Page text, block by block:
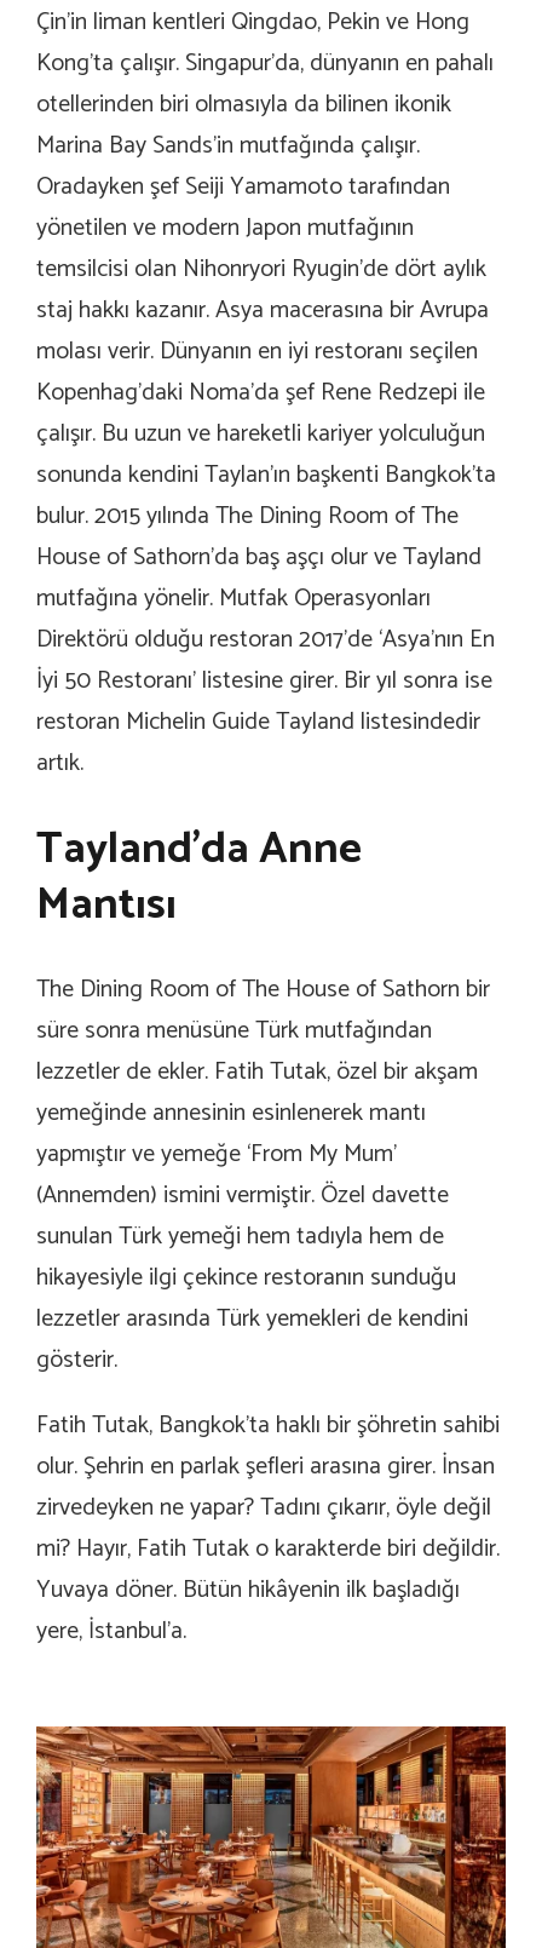
Çin’in liman kentleri Qingdao, Pekin ve Hong
Kong’ta çalışır. Singapur’da, dünyanın en pahalı
otellerinden biri olmasıyla da bilinen ikonik
Marina Bay Sands’in mutfağında çalışır.
Oradayken şef Seiji Yamamoto tarafından
yönetilen ve modern Japon mutfağının
temsilcisi olan Nihonryori Ryugin’de dört aylık
staj hakkı kazanır. Asya macerasına bir Avrupa
molası verir. Dünyanın en iyi restoranı seçilen
Kopenhag’daki Noma’da şef Rene Redzepi ile
çalışır. Bu uzun ve hareketli kariyer yolculuğun
sonunda kendini Taylan’ın başkenti Bangkok’ta
bulur. 2015 yılında The Dining Room of The
House of Sathorn’da baş aşçı olur ve Tayland
mutfağına yönelir. Mutfak Operasyonları
Direktörü olduğu restoran 2017’de ‘Asya’nın En
İyi 50 Restoranı’ listesine girer. Bir yıl sonra ise
restoran Michelin Guide Tayland listesindedir
artık.
Tayland’da Anne
Mantısı
The Dining Room of The House of Sathorn bir
süre sonra menüsüne Türk mutfağından
lezzetler de ekler. Fatih Tutak, özel bir akşam
yemeğinde annesinin esinlenerek mantı
yapmıştır ve yemeğe ‘From My Mum’
(Annemden) ismini vermiştir. Özel davette
sunulan Türk yemeği hem tadıyla hem de
hikayesiyle ilgi çekince restoranın sunduğu
lezzetler arasında Türk yemekleri de kendini
gösterir.
Fatih Tutak, Bangkok’ta haklı bir şöhretin sahibi
olur. Şehrin en parlak şefleri arasına girer. İnsan
zirvedeyken ne yapar? Tadını çıkarır, öyle değil
mi? Hayır, Fatih Tutak o karakterde biri değildir.
Yuvaya döner. Bütün hikâyenin ilk başladığı
yere, İstanbul’a.